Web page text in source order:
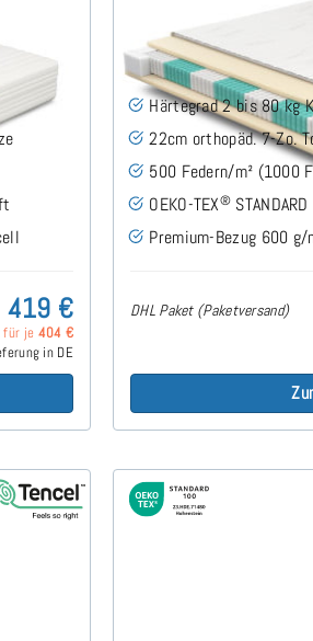
419 €
für je 404 €
in DE
SERA H2 (TENCEL™
Härtegrad 2 bis 80 kg
22cm orthopäd. 7-Zo.
500 Federn/m² (1000
OEKO-TEX®
Premium-Bezug 600
DHL Paket (Paketversand)